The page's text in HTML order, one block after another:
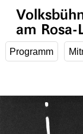
am Rosa-
Programm